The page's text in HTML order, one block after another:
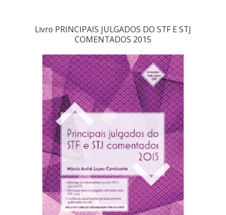
Livro PRINCIPAIS JULGADOS DO STF E STJ
COMENTADOS 2015